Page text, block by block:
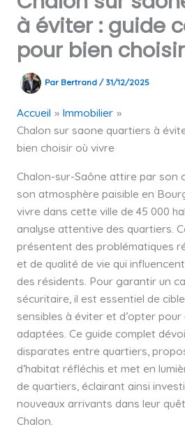
à éviter : guide
pour bien
Par Bertrand / 31/12/2025
Accueil
Immobilier
Chalon sur saone quartiers à
bien choisir où vivre
Chalon-sur-Saône attire par son
son atmosphère paisible en
vivre dans cette ville de 45 000
analyse attentive des quartiers.
présentent des problématiques
et de qualité de vie qui
des résidents. Pour garantir un
sécuritaire, il est essentiel de
sensibles à éviter et d’opter
adaptées. Ce guide complet
disparates entre quartiers,
d’habitat réfléchis et met en
de quartiers, éclairant ainsi
nouveaux arrivants dans leur
Chalon.